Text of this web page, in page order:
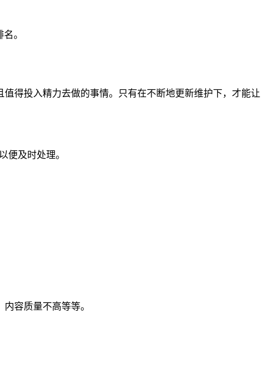
。
得投入精力去做的事情。只有在不断地更新维护下，才能让
便及时处理。
容质量不高等等。